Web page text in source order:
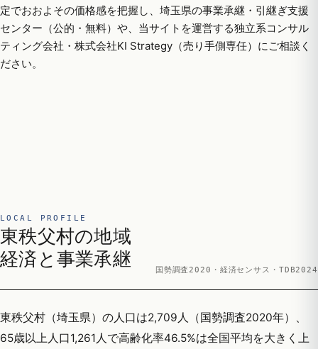
定でおおよその価格感を把握し、埼玉県の事業承継・引継ぎ支援
センター（公的・無料）や、当サイトを運営する独立系コンサル
ティング会社・株式会社KI Strategy（売り手側専任）にご相談く
ださい。
LOCAL PROFILE
東秩父村の地域
経済と事業承継
国勢調査2020・経済センサス・TDB2024
東秩父村（埼玉県）の人口は2,709人（国勢調査2020年）、
65歳以上人口1,261人で高齢化率46.5%は全国平均を大きく上